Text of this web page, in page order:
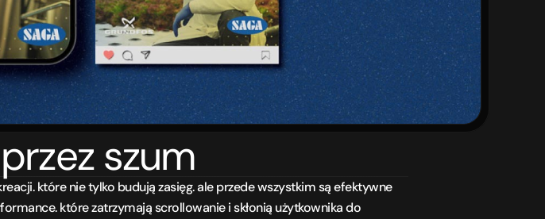
szum
które nie tylko budują zasięg. ale przede wszystkim są efektywne
które zatrzymają scrollowanie i skłonią użytkownika do